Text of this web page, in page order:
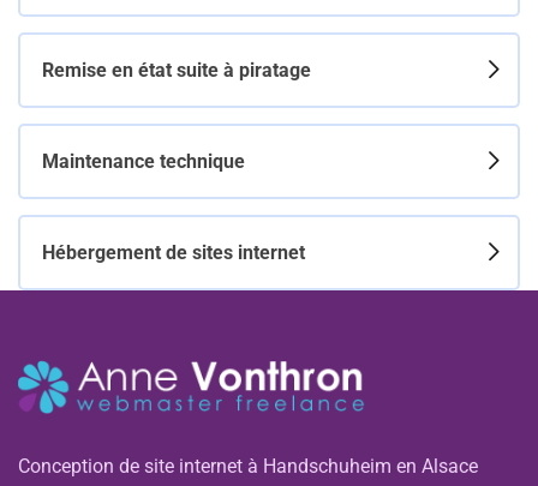
Remise en état suite à piratage
Maintenance technique
Hébergement de sites internet
Conception de site internet à Handschuheim en Alsace